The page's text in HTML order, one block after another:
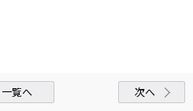
一覧へ 次へ